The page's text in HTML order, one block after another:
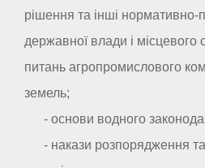
рішення та інші нормативно-
державної влади і
питань агропромислового
земель;
- основи водного
- накази розпорядження та